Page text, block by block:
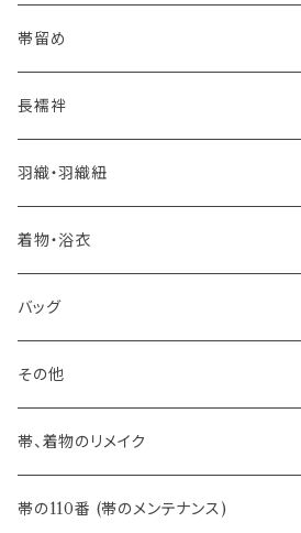
おとなの浴衣(有松 鳴海絞り)
自宅で洗える！本麻長襦袢
憧れの高級カジュアル帯
河合美術織物 訪問着に合わせる袋帯
訪問着に合わせるフォーマル帯
３万円台♪高見え袋帯・名古屋帯
夏・単衣用(夏帯)
- 紬帯・自然布
- 琉球帯
- 染め帯
- 袋帯・洒落袋帯
- 名古屋帯
八寸名古屋帯 (松葉仕立て)
- オールシーズン帯
- 夏帯
- 半幅帯
- 細平唐組 (7mmスリム帯締め)
- 田中節子
- おびやオリジナル
- 京都 三浦清商店
- 大津工房 荒尾ちどり
帯留め
-おびやオリジナル
長襦袢
羽織・羽織紐
-おびやオリジナル
着物・浴衣
バッグ
-おびやオリジナル
その他
-おびやオリジナル
-フィカレ
帯、着物のリメイク
帯の110番 (帯のメンテナンス)